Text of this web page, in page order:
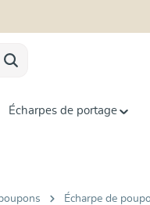
Écharpes de portage
Écharpe de